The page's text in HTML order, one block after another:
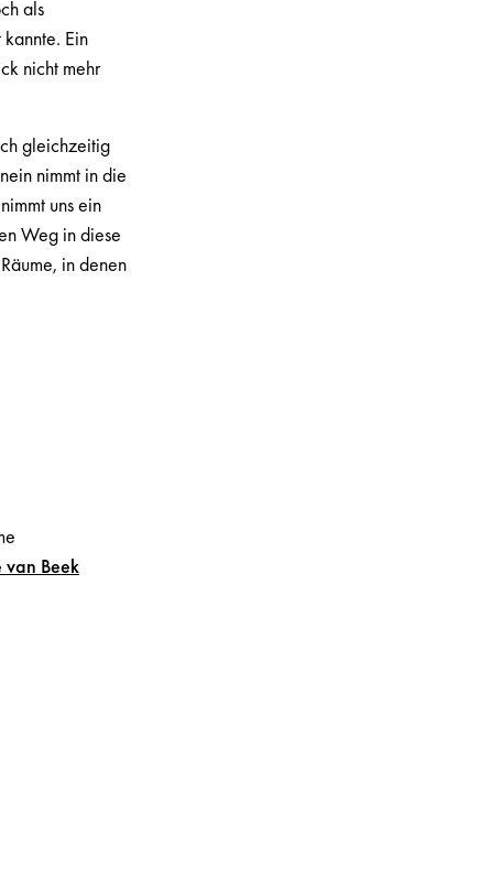
als
Ein
nicht mehr
gleichzeitig
nimmt in die
uns ein
Weg in diese
in denen
van Beek